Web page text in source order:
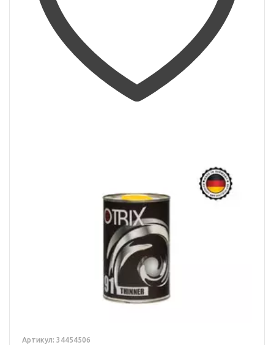
Артикул: 34454506